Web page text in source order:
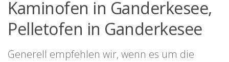
Kaminofen in Ganderkesee,
Pelletofen in Ganderkesee
Generell empfehlen wir, wenn es um die